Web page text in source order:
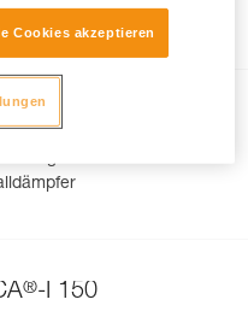
-I 80
mit
®-I 150
Cookies akzeptieren